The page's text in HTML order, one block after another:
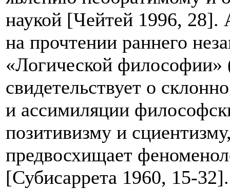
наукой [Чейтей 1996, 28].
на прочтении раннего
«Логической
свидетельствует о
и ассимиляции
позитивизму и
предвосхищает
[Субисаррета 1960, 15-32].